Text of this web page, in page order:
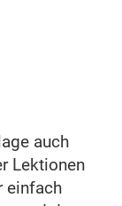
auch
Lektionen
einfach